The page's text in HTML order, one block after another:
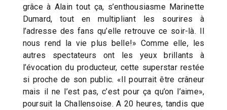
grâce à Alain tout ça, s’enthousiasme Marinette
Dumard, tout en multipliant les sourires à
l’adresse des fans qu’elle retrouve ce soir-là. Il
nous rend la vie plus belle!» Comme elle, les
autres spectateurs ont les yeux brillants à
l’évocation du producteur, cette superstar restée
si proche de son public. «Il pourrait être crâneur
mais il ne l’est pas, c’est pour ça qu’on l’aime»,
poursuit la Challensoise. A 20 heures, tandis que